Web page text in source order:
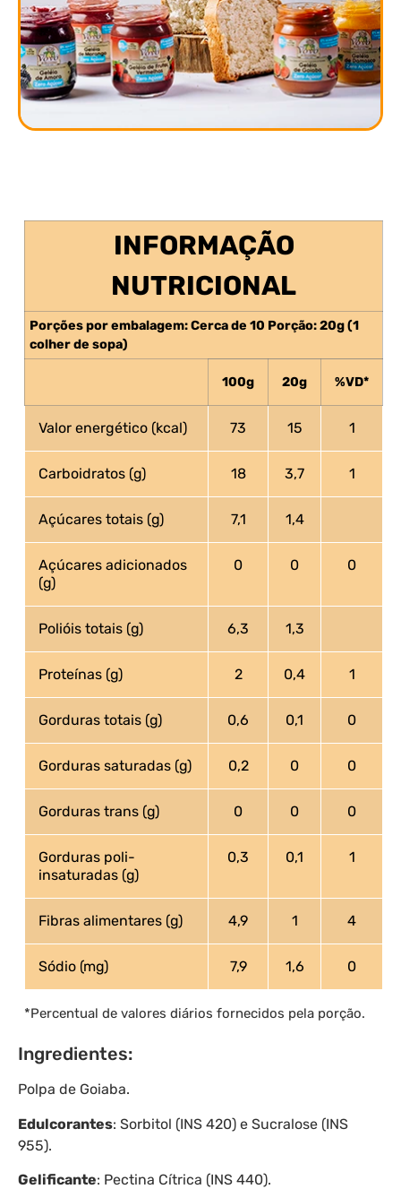
INFORMAÇÃO
NUTRICIONAL
Porções por embalagem: Cerca de 10 Porção: 20g (1
colher de sopa)
100g 20g %VD*
Valor energético (kcal) 73 15 1
Carboidratos (g) 18 3,7 1
Açúcares totais (g) 7,1 1,4
Açúcares adicionados
(g)
0 0 0
Polióis totais (g) 6,3 1,3
Proteínas (g) 2 0,4 1
Gorduras totais (g) 0,6 0,1 0
Gorduras saturadas (g) 0,2 0 0
Gorduras trans (g) 0 0 0
Gorduras poli-
insaturadas (g)
0,3 0,1 1
Fibras alimentares (g) 4,9 1 4
Sódio (mg) 7,9 1,6 0
*Percentual de valores diários fornecidos pela porção.
Ingredientes:
Polpa de Goiaba.
Edulcorantes: Sorbitol (INS 420) e Sucralose (INS
955).
Gelificante: Pectina Cítrica (INS 440).